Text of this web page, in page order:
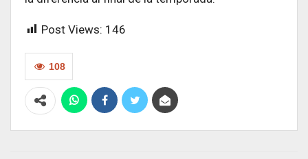
Post Views: 146
108